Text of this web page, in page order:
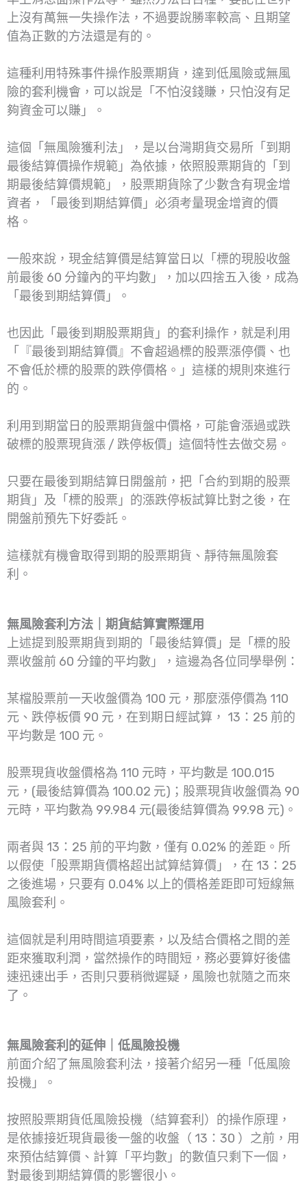
上沒有萬無一失操作法，不過要說勝率較高、且期望
值為正數的方法還是有的。
這種利用特殊事件操作股票期貨，達到低風險或無風
險的套利機會，可以說是「不怕沒錢賺，只怕沒有足
夠資金可以賺」。
這個「無風險獲利法」，是以台灣期貨交易所「到期
最後結算價操作規範」為依據，依照股票期貨的「到
期最後結算價規範」，股票期貨除了少數含有現金增
資者，「最後到期結算價」必須考量現金增資的價
格。
一般來說，現金結算價是結算當日以「標的現股收盤
前最後 60 分鐘內的平均數」，加以四捨五入後，成為
「最後到期結算價」。
也因此「最後到期股票期貨」的套利操作，就是利用
「『最後到期結算價』不會超過標的股票漲停價、也
不會低於標的股票的跌停價格。」這樣的規則來進行
的。
利用到期當日的股票期貨盤中價格，可能會漲過或跌
破標的股票現貨漲 / 跌停板價」這個特性去做交易。
只要在最後到期結算日開盤前，把「合約到期的股票
期貨」及「標的股票」的漲跌停板試算比對之後，在
開盤前預先下好委託。
這樣就有機會取得到期的股票期貨、靜待無風險套
利。
無風險套利方法｜期貨結算實際運用
上述提到股票期貨到期的「最後結算價」是「標的股
票收盤前 60 分鐘的平均數」，這邊為各位同學舉例：
某檔股票前一天收盤價為 100 元，那麼漲停價為 110
元、跌停板價 90 元，在到期日經試算， 13：25 前的
平均數是 100 元。
股票現貨收盤價格為 110 元時，平均數是 100.015
元，(最後結算價為 100.02 元)；股票現貨收盤價為 90
元時，平均數為 99.984 元(最後結算價為 99.98 元)。
兩者與 13：25 前的平均數，僅有 0.02% 的差距。所
以假使「股票期貨價格超出試算結算價」，在 13：25
之後進場，只要有 0.04% 以上的價格差距即可短線無
風險套利。
這個就是利用時間這項要素，以及結合價格之間的差
距來獲取利潤，當然操作的時間短，務必要算好後儘
速迅速出手，否則只要稍微遲疑，風險也就隨之而來
了。
無風險套利的延伸｜低風險投機
前面介紹了無風險套利法，接著介紹另一種「低風險
投機」。
按照股票期貨低風險投機（結算套利）的操作原理，
是依據接近現貨最後一盤的收盤（ 13：30 ）之前，用
來預估結算價、計算「平均數」的數值只剩下一個，
對最後到期結算價的影響很小。